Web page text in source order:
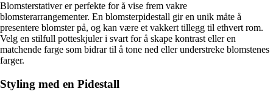
Blomsterstativer er perfekte for å vise frem vakre
blomsterarrangementer. En blomsterpidestall gir en unik måte å
presentere blomster på, og kan være et vakkert tillegg til ethvert rom.
Velg en stilfull potteskjuler i svart for å skape kontrast eller en
matchende farge som bidrar til å tone ned eller understreke blomstenes
farger.
Styling med en Pidestall